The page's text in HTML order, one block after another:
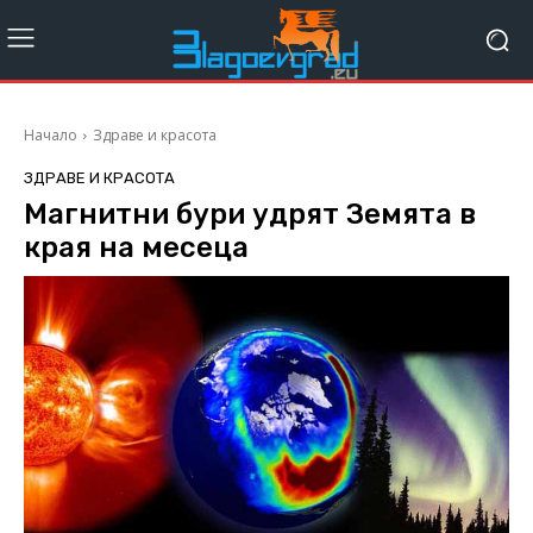
Начало Здраве и красота
ЗДРАВЕ И КРАСОТА
Магнитни бури удрят Земята в
края на месеца